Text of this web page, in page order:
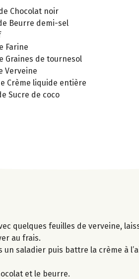
Chocolat noir
Beurre demi-sel
Farine
Graines de tournesol
Verveine
Crème liquide entière
Sucre de coco
quelques feuilles de verveine,
au frais.
saladier puis battre la crème à
et le beurre.